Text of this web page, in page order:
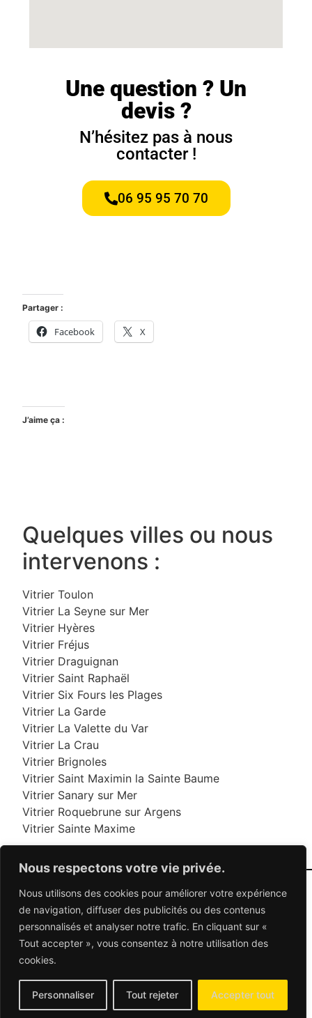
Nous respectons votre vie privée.
Nous utilisons des cookies pour améliorer votre expérience
de navigation, diffuser des publicités ou des contenus
personnalisés et analyser notre trafic. En cliquant sur «
Tout accepter », vous consentez à notre utilisation des
cookies.
Personnaliser Tout rejeter Accepter tout
Une question ? Un
devis ?
N’hésitez pas à nous
contacter !
06 95 95 70 70
Partager :
Facebook X
J’aime ça :
Quelques villes ou nous
intervenons :
Vitrier Toulon
Vitrier La Seyne sur Mer
Vitrier Hyères
Vitrier Fréjus
Vitrier Draguignan
Vitrier Saint Raphaël
Vitrier Six Fours les Plages
Vitrier La Garde
Vitrier La Valette du Var
Vitrier La Crau
Vitrier Brignoles
Vitrier Saint Maximin la Sainte Baume
Vitrier Sanary sur Mer
Vitrier Roquebrune sur Argens
Vitrier Sainte Maxime
06 95 95 70 70
© 2026 Dépannage Vitrier - Tous droits réservés
Dépannage vitrerie en France : Des solutions
adaptées à vos besoins
Mentions Légales-Contactez-nous